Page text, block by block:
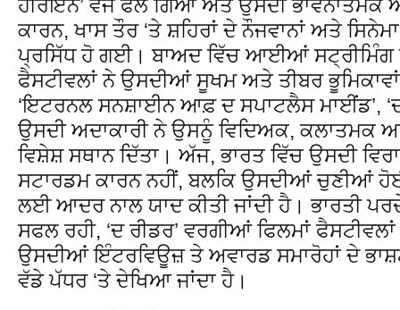
ਹੀਰੋਇਨ’ ਵਜੋਂ ਫੈਲ ਗਿਆ ਅਤੇ ਉਸਦੀ ਭਾਵਨਾਤਮਕ
ਕਾਰਨ, ਖਾਸ ਤੌਰ ‘ਤੇ ਸ਼ਹਿਰਾਂ ਦੇ ਨੌਜਵਾਨਾਂ ਅਤੇ
ਪ੍ਰਸਿੱਧ ਹੋ ਗਈ। ਬਾਅਦ ਵਿੱਚ ਆਈਆਂ ਸਟ੍ਰੀਮਿੰਗ
ਫੈਸਟੀਵਲਾਂ ਨੇ ਉਸਦੀਆਂ ਸੂਖਮ ਅਤੇ ਤੀਬਰ ਭੂਮਿਕਾਵਾਂ
‘ਇਟਰਨਲ ਸਨਸ਼ਾਈਨ ਆਫ਼ ਦ ਸਪਾਟਲੈਸ ਮਾਈਂਡ’, ‘ਦ
ਉਸਦੀ ਅਦਾਕਾਰੀ ਨੇ ਉਸਨੂੰ ਵਿਦਿਅਕ, ਕਲਾਤਮਕ
ਵਿਸ਼ੇਸ਼ ਸਥਾਨ ਦਿੱਤਾ। ਅੱਜ, ਭਾਰਤ ਵਿੱਚ ਉਸਦੀ
ਸਟਾਰਡਮ ਕਾਰਨ ਨਹੀਂ, ਬਲਕਿ ਉਸਦੀਆਂ ਚੁਣੀਆਂ
ਲਈ ਆਦਰ ਨਾਲ ਯਾਦ ਕੀਤੀ ਜਾਂਦੀ ਹੈ। ਭਾਰਤੀ
ਸਫਲ ਰਹੀ, ‘ਦ ਰੀਡਰ’ ਵਰਗੀਆਂ ਫਿਲਮਾਂ
ਉਸਦੀਆਂ ਇੰਟਰਵਿਊਜ਼ ਤੇ ਅਵਾਰਡ ਸਮਾਰੋਹਾਂ ਦੇ
ਵੱਡੇ ਪੱਧਰ ‘ਤੇ ਦੇਖਿਆ ਜਾਂਦਾ ਹੈ।